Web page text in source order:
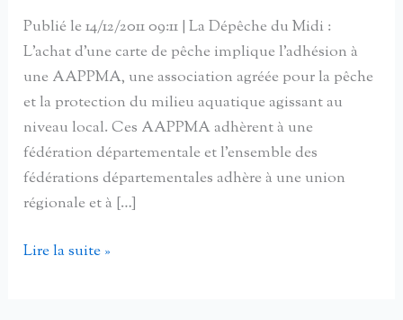
Publié le 14/12/2011 09:11 | La Dépêche du Midi :
L’achat d’une carte de pêche implique l’adhésion à
une AAPPMA, une association agréée pour la pêche
et la protection du milieu aquatique agissant au
niveau local. Ces AAPPMA adhèrent à une
fédération départementale et l’ensemble des
fédérations départementales adhère à une union
régionale et à […]
En
Lire la suite »